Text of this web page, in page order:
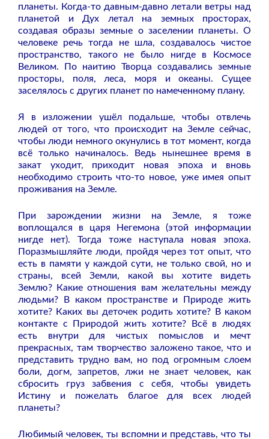
планеты. Когда-то давным-давно летали ветры над
планетой и Дух летал на земных просторах,
создавая образы земные о заселении планеты. О
человеке речь тогда не шла, создавалось чистое
пространство, такого не было нигде в Космосе
Великом. По наитию Творца создавались земные
просторы, поля, леса, моря и океаны. Сущее
заселялось с других планет по намеченному плану.
Я в изложении ушёл подальше, чтобы отвлечь
людей от того, что происходит на Земле сейчас,
чтобы люди немного окунулись в тот момент, когда
всё только начиналось. Ведь нынешнее время в
закат уходит, приходит новая эпоха и вновь
необходимо строить что-то новое, уже имея опыт
проживания на Земле.
При зарождении жизни на Земле, я тоже
воплощался в царя Негемона (этой информации
нигде нет). Тогда тоже наступала новая эпоха.
Поразмышляйте люди, пройдя через тот опыт, что
есть в памяти у каждой сути, не только свой, но и
страны, всей Земли, какой вы хотите видеть
Землю? Какие отношения вам желательны между
людьми? В каком пространстве и Природе жить
хотите? Каких вы деточек родить хотите? В каком
контакте с Природой жить хотите? Всё в людях
есть внутри для чистых помыслов и мечт
прекрасных, там творчество заложено такое, что и
представить трудно вам, но под огромным слоем
боли, догм, запретов, лжи не знает человек, как
сбросить груз забвения с себя, чтобы увидеть
Истину и пожелать благое для всех людей
планеты?
Любимый человек, ты вспомни и представь, что ты